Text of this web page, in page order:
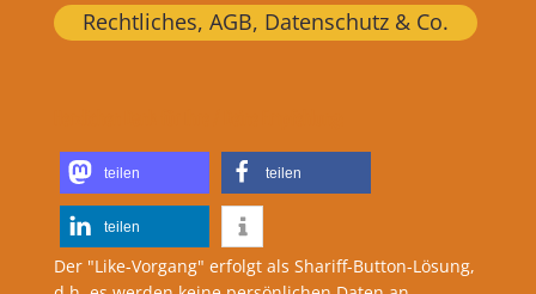
Rechtliches, AGB, Datenschutz & Co.
teilen teilen
teilen
Der "Like-Vorgang" erfolgt als Shariff-Button-Lösung,